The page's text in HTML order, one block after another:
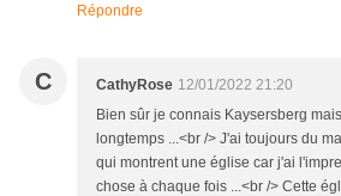
Répondre
C CathyRose 12/01/2022 21:20
Bien sûr je connais Kaysersberg
longtemps ...<br /> J'ai toujours du
qui montrent une église car j'ai
chose à chaque fois ...<br /> Cette